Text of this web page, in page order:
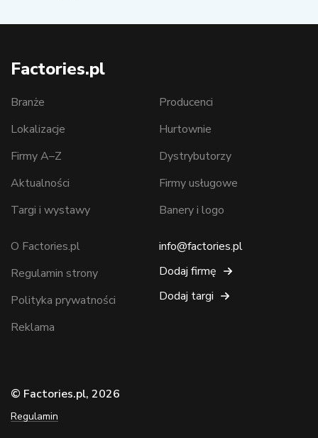
Factories.pl
Branże
Lokalizacje
Firmy A–Z
Aktualności
Targi i wystawy
Producenci
Hurtownie
Dystrybutorzy
Firmy usługowe
Banery i logo
O Factories.pl
Regulamin strony
Polityka prywatności
Reklama
info@factories.pl
Dodaj firmę
Dodaj targi
© Factories.pl, 2026
Regulamin